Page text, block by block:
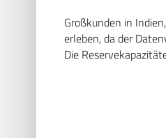
Großkunden in
erleben, da der
Die